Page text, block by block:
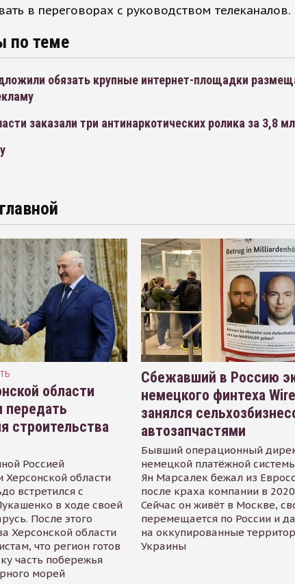
в переговорах с руководством телеканалов.
по теме
обязать крупные интернет-площадки
заказали три антинаркотических ролика за 3,8
области
строительства
Россией
Херсонской области
встретился с
в ходе своей
После этого
Херсонской области
что регион готов
часть побережья
морей
Сбежавший в Россию
немецкого финтеха
занялся
автозапчастями
Бывший операционный
немецкой платёжной
Ян Марсалек бежал из
после краха компании в 2020
Сейчас он живёт в Москве,
перемещается по России и
на оккупированные
Украины